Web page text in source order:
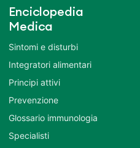
Enciclopedia
Medica
Sintomi e disturbi
Integratori alimentari
Principi attivi
Prevenzione
Glossario immunologia
Specialisti